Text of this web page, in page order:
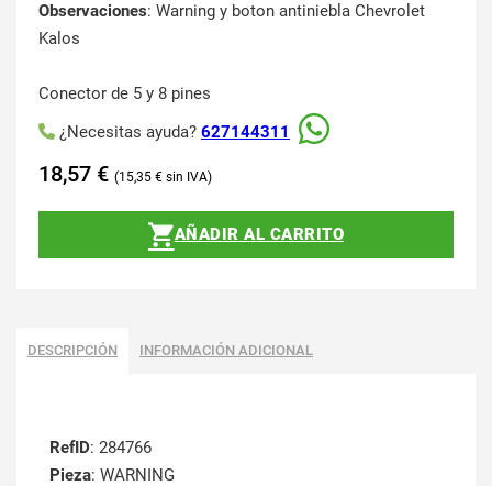
Observaciones: Warning y boton antiniebla Chevrolet
Kalos
Conector de 5 y 8 pines
¿Necesitas ayuda? 627144311
18,57 € 15,35 €
AÑADIR AL CARRITO
DESCRIPCIÓN INFORMACIÓN ADICIONAL
RefID: 284766
Pieza: WARNING